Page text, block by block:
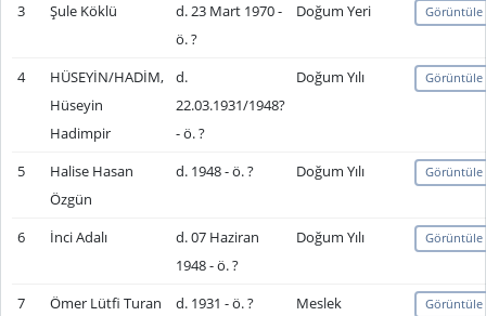
3 Şule Köklü
d. 23 Mart 1970 -
ö. ?
Doğum Yeri Görüntüle
4
HÜSEYİN/HADİM,
Hüseyin
Hadimpir
d.
22.03.1931/1948?
- ö. ?
Doğum Yılı Görüntüle
5
Halise Hasan
Özgün
d. 1948 - ö. ? Doğum Yılı Görüntüle
6 İnci Adalı
d. 07 Haziran
1948 - ö. ?
Doğum Yılı Görüntüle
7 Ömer Lütfi Turan d. 1931 - ö. ? Meslek Görüntüle